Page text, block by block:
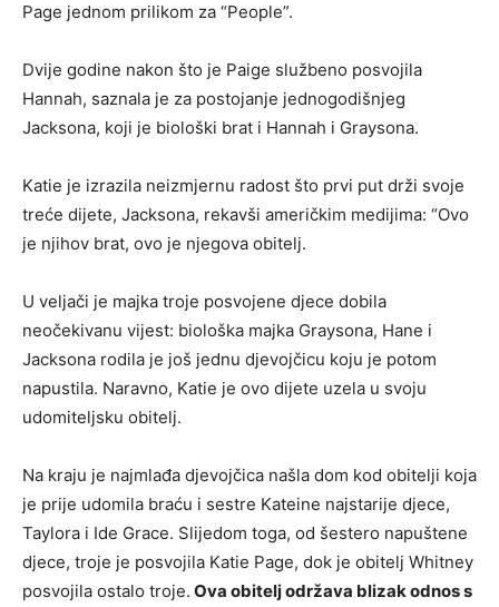
Page jednom prilikom za “People”.
Dvije godine nakon što je Paige službeno posvojila
Hannah, saznala je za postojanje jednogodišnjeg
Jacksona, koji je biološki brat i Hannah i Graysona.
Katie je izrazila neizmjernu radost što prvi put drži svoje
treće dijete, Jacksona, rekavši američkim medijima: “Ovo
je njihov brat, ovo je njegova obitelj.
U veljači je majka troje posvojene djece dobila
neočekivanu vijest: biološka majka Graysona, Hane i
Jacksona rodila je još jednu djevojčicu koju je potom
napustila. Naravno, Katie je ovo dijete uzela u svoju
udomiteljsku obitelj.
Na kraju je najmlađa djevojčica našla dom kod obitelji koja
je prije udomila braću i sestre Kateine ​​najstarije djece,
Taylora i Ide Grace. Slijedom toga, od šestero napuštene
djece, troje je posvojila Katie Page, dok je obitelj Whitney
posvojila ostalo troje. Ova obitelj održava blizak odnos s